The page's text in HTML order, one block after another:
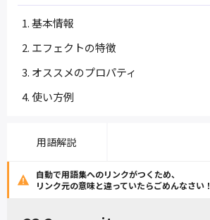
基本情報
エフェクトの特徴
オススメのプロパティ
使い方例
用語解説
自動で用語集へのリンクがつくため、
リンク元の意味と違っていたらごめんなさい！